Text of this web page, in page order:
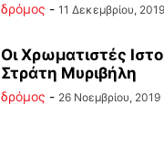
δρόμος - 11 Δεκεμβρίου, 2019
Οι Χρωματιστές
Στράτη Μυριβήλη
δρόμος - 26 Νοεμβρίου, 2019